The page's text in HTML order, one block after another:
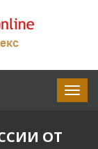
ОТ